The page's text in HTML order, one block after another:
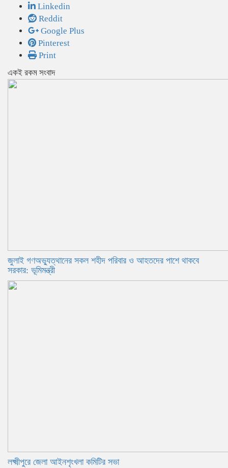
Linkedin
Reddit
Google Plus
Pinterest
Print
একই রকম সংবাদ
জুলাই গণঅভ্যুত্থানের সকল শহীদ পরিবার ও আহতদের পাশে থাকবে
সরকার: ভূমিমন্ত্রী
লক্ষ্মীপুরে জেলা আইনশৃংখলা কমিটির সভা